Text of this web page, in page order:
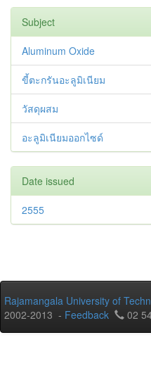
Subject
Aluminum Oxide
ขี้ตะกรันอะลูมิเนียม
วัสดุผสม
อะลูมิเนียมออกไซด์
Date issued
2555
Rajamangala University of
2002-2013 - Feedback 02